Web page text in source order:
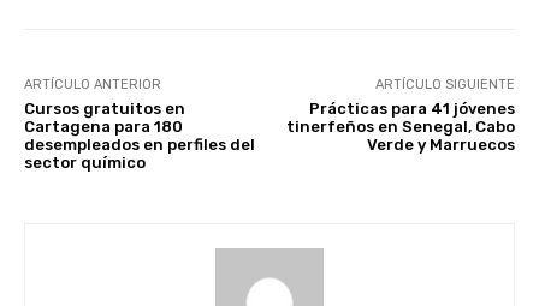
ARTÍCULO ANTERIOR
Cursos gratuitos en
Cartagena para 180
desempleados en perfiles del
sector químico
ARTÍCULO SIGUIENTE
Prácticas para 41 jóvenes
tinerfeños en Senegal, Cabo
Verde y Marruecos